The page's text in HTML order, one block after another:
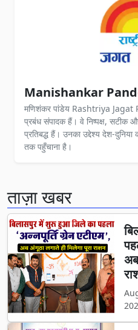
Manishankar
मणिशंकर पांडेय Rashtriya Jagat
प्रबंध संपादक हैं। वे निष्पक्ष, सटीक
प्रतिबद्ध हैं। उनका उद्देश्य देश-
तक पहुँचाना है।
ताज़ा खबर